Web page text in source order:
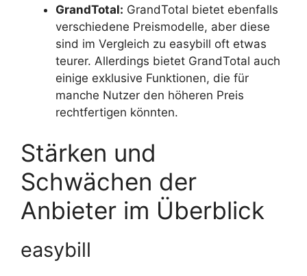
GrandTotal: GrandTotal bietet ebenfalls
verschiedene Preismodelle, aber diese
sind im Vergleich zu easybill oft etwas
teurer. Allerdings bietet GrandTotal auch
einige exklusive Funktionen, die für
manche Nutzer den höheren Preis
rechtfertigen könnten.
Stärken und
Schwächen der
Anbieter im Überblick
easybill